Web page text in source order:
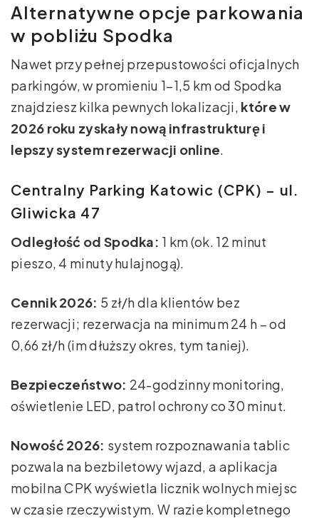
Alternatywne opcje parkowania
w pobliżu Spodka
Nawet przy pełnej przepustowości oficjalnych
parkingów, w promieniu 1–1,5 km od Spodka
znajdziesz kilka pewnych lokalizacji, które w
2026 roku zyskały nową infrastrukturę i
lepszy system rezerwacji online.
Centralny Parking Katowic (CPK) – ul.
Gliwicka 47
Odległość od Spodka: 1 km (ok. 12 minut
pieszo, 4 minuty hulajnogą).
Cennik 2026: 5 zł/h dla klientów bez
rezerwacji; rezerwacja na minimum 24 h – od
0,66 zł/h (im dłuższy okres, tym taniej).
Bezpieczeństwo: 24-godzinny monitoring,
oświetlenie LED, patrol ochrony co 30 minut.
Nowość 2026: system rozpoznawania tablic
pozwala na bezbiletowy wjazd, a aplikacja
mobilna CPK wyświetla licznik wolnych miejsc
w czasie rzeczywistym. W razie kompletnego